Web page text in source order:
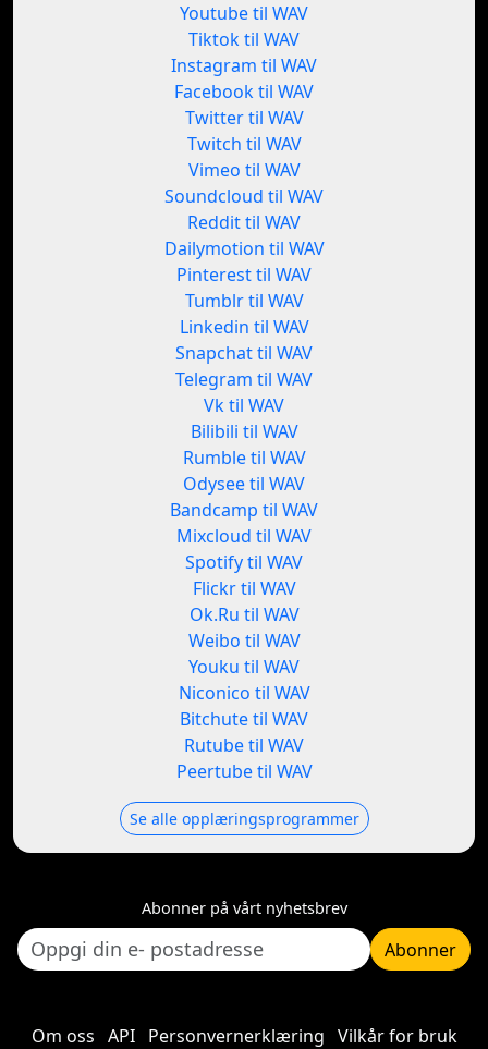
Youtube til WAV
Tiktok til WAV
Instagram til WAV
Facebook til WAV
Twitter til WAV
Twitch til WAV
Vimeo til WAV
Soundcloud til WAV
Reddit til WAV
Dailymotion til WAV
Pinterest til WAV
Tumblr til WAV
Linkedin til WAV
Snapchat til WAV
Telegram til WAV
Vk til WAV
Bilibili til WAV
Rumble til WAV
Odysee til WAV
Bandcamp til WAV
Mixcloud til WAV
Spotify til WAV
Flickr til WAV
Ok.Ru til WAV
Weibo til WAV
Youku til WAV
Niconico til WAV
Bitchute til WAV
Rutube til WAV
Peertube til WAV
Se alle opplæringsprogrammer
Abonner på vårt nyhetsbrev
Abonner
Om oss API Personvernerklæring Vilkår for bruk